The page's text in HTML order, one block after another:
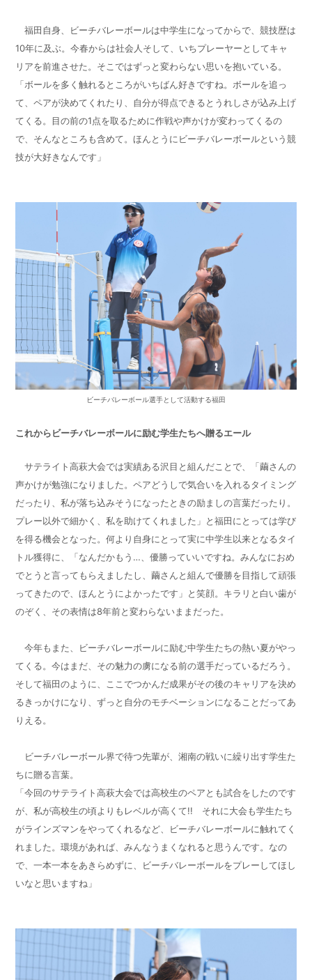
福田自身、ビーチバレーボールは中学生になってからで、競技歴は
10年に及ぶ。今春からは社会人そして、いちプレーヤーとしてキャ
リアを前進させた。そこではずっと変わらない思いを抱いている。
「ボールを多く触れるところがいちばん好きですね。ボールを追っ
て、ペアが決めてくれたり、自分が得点できるとうれしさが込み上げ
てくる。目の前の1点を取るために作戦や声かけが変わってくるの
で、そんなところも含めて。ほんとうにビーチバレーボールという競
技が大好きなんです」
ビーチバレーボール選手として活動する福田
これからビーチバレーボールに励む学生たちへ贈るエール
サテライト高萩大会では実績ある沢目と組んだことで、「繭さんの
声かけが勉強になりました。ペアどうしで気合いを入れるタイミング
だったり、私が落ち込みそうになったときの励ましの言葉だったり。
プレー以外で細かく、私を助けてくれました」と福田にとっては学び
を得る機会となった。何より自身にとって実に中学生以来となるタイ
トル獲得に、「なんだかもう…、優勝っていいですね。みんなにおめ
でとうと言ってもらえましたし、繭さんと組んで優勝を目指して頑張
ってきたので、ほんとうによかったです」と笑顔。キラリと白い歯が
のぞく、その表情は8年前と変わらないままだった。
今年もまた、ビーチバレーボールに励む中学生たちの熱い夏がやっ
てくる。今はまだ、その魅力の虜になる前の選手だっているだろう。
そして福田のように、ここでつかんだ成果がその後のキャリアを決め
るきっかけになり、ずっと自分のモチベーションになることだってあ
りえる。
ビーチバレーボール界で待つ先輩が、湘南の戦いに繰り出す学生た
ちに贈る言葉。
「今回のサテライト高萩大会では高校生のペアとも試合をしたのです
が、私が高校生の頃よりもレベルが高くて!! それに大会も学生たち
がラインズマンをやってくれるなど、ビーチバレーボールに触れてく
れました。環境があれば、みんなうまくなれると思うんです。なの
で、一本一本をあきらめずに、ビーチバレーボールをプレーしてほし
いなと思いますね」